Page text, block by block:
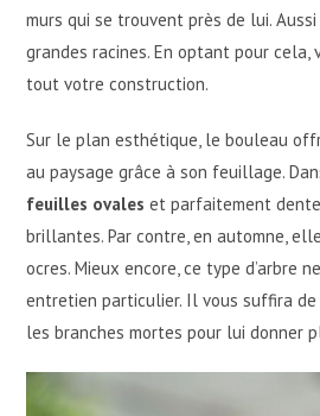
murs qui se trouvent près de lui.
grandes racines. En optant pour cela,
tout votre construction.
Sur le plan esthétique, le bouleau
au paysage grâce à son feuillage.
feuilles ovales et parfaitement
brillantes. Par contre, en automne,
ocres. Mieux encore, ce type d’arbre
entretien particulier. Il vous suffira
les branches mortes pour lui donner